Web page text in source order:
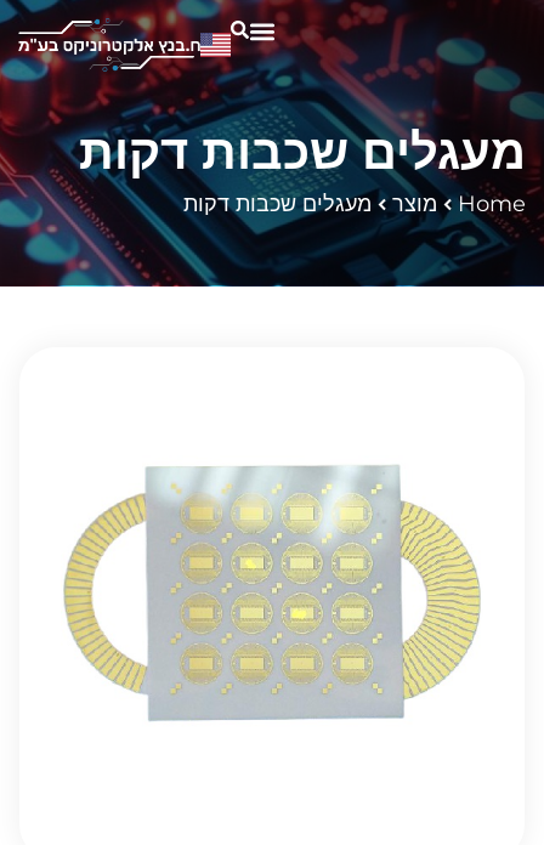
מעגלים שכבות דקות
Home מוצר מעגלים שכבות דקות